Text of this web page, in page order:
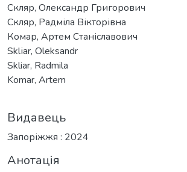
Скляр, Олександр Григорович
Скляр, Радміла Вікторівна
Комар, Артем Станіславович
Sklіar, Oleksandr
Skliar, Radmila
Komar, Artem
Видавець
Запоріжжя : 2024
Анотація